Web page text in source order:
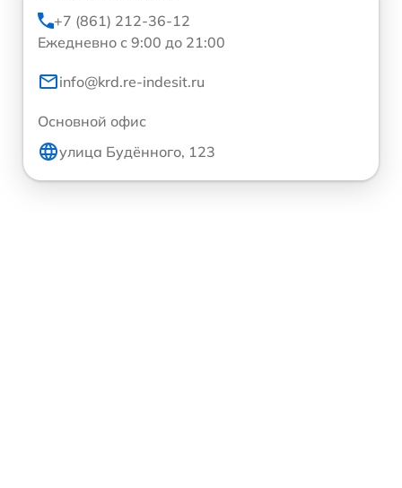
+7 (861) 212-36-12
Ежедневно с 9:00 до 21:00
info@krd.re-indesit.ru
Основной офис
улица Будённого, 123